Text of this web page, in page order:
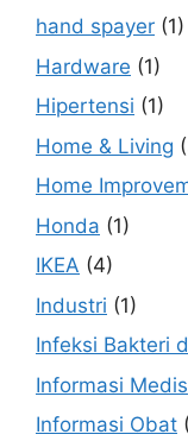
hand spayer (1)
Hardware (1)
Hipertensi (1)
Home & Living
Home
Honda (1)
IKEA (4)
Industri (1)
Infeksi Bakteri
Informasi Medis
Informasi Obat